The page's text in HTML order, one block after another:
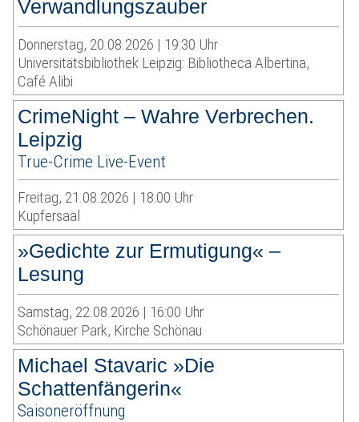
Verwandlungszauber
Donnerstag, 20.08.2026 | 19:30 Uhr
Universitätsbibliothek Leipzig: Bibliotheca Albertina,
Café Alibi
CrimeNight – Wahre Verbrechen.
Leipzig
True-Crime Live-Event
Freitag, 21.08.2026 | 18:00 Uhr
Kupfersaal
»Gedichte zur Ermutigung« –
Lesung
Samstag, 22.08.2026 | 16:00 Uhr
Schönauer Park, Kirche Schönau
Michael Stavaric »Die
Schattenfängerin«
Saisoneröffnung